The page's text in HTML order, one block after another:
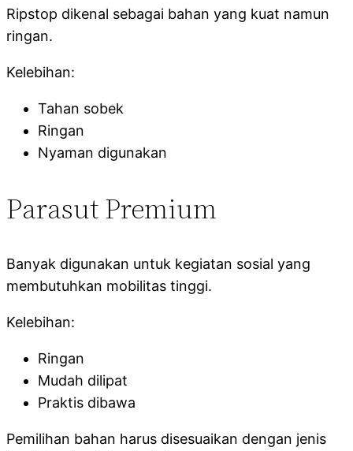
Ripstop dikenal sebagai bahan yang kuat namun
ringan.
Kelebihan:
Tahan sobek
Ringan
Nyaman digunakan
Parasut Premium
Banyak digunakan untuk kegiatan sosial yang
membutuhkan mobilitas tinggi.
Kelebihan:
Ringan
Mudah dilipat
Praktis dibawa
Pemilihan bahan harus disesuaikan dengan jenis